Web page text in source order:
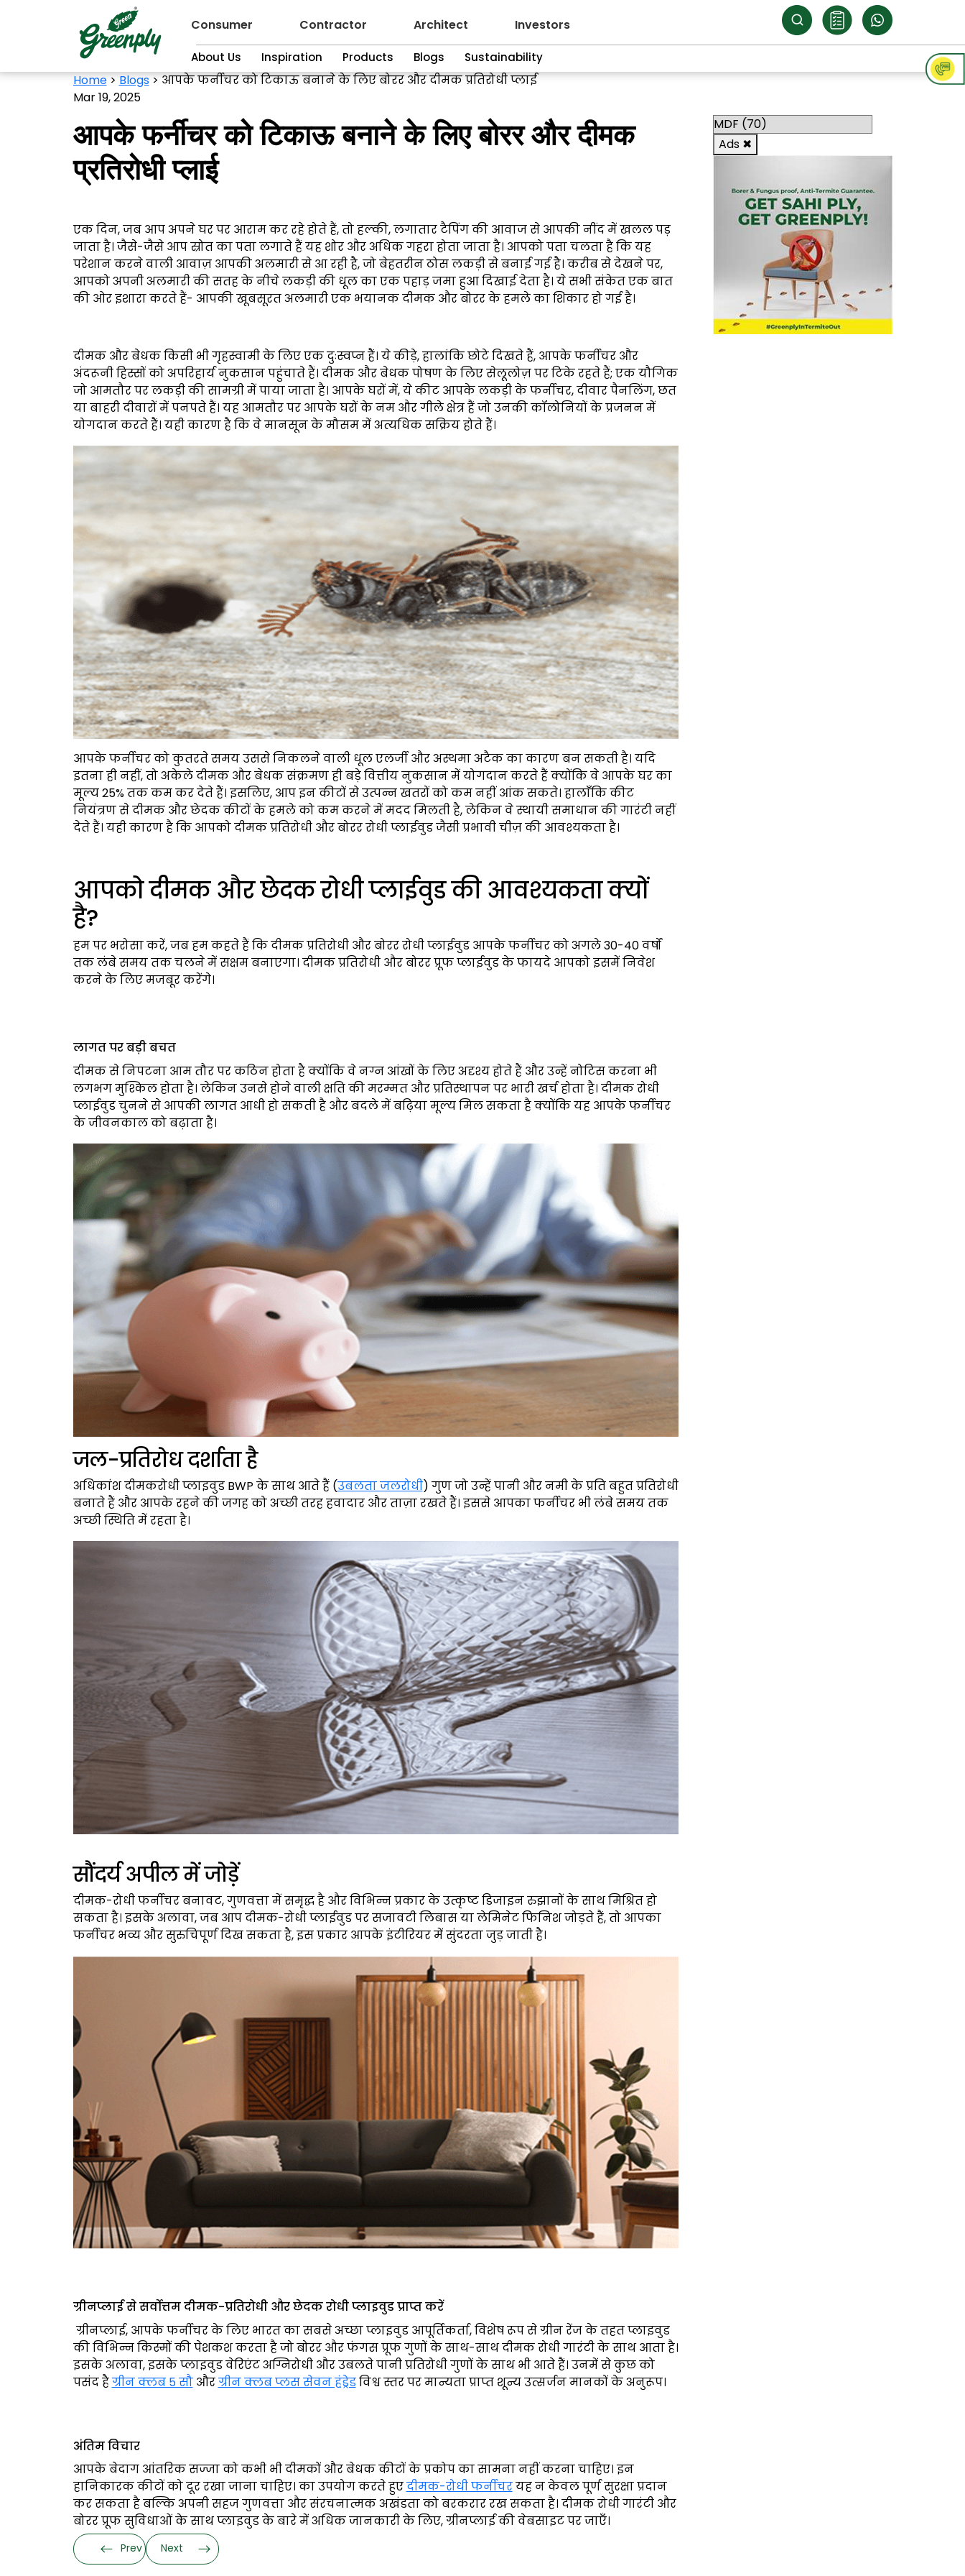
Consumer
About Us Inspiration Products Blogs Sustainability
Contractor Architect Investors
Home>Blogs>आपके फर्नीचर को टिकाऊ बनाने के लिए बोरर और दीमक प्रतिरोधी प्लाई
Mar 19, 2025
आपके फर्नीचर को टिकाऊ बनाने के लिए बोरर और दीमक
प्रतिरोधी प्लाई
एक दिन, जब आप अपने घर पर आराम कर रहे होते हैं, तो हल्की, लगातार टैपिंग की आवाज से आपकी नींद में खलल पड़
जाता है। जैसे-जैसे आप स्रोत का पता लगाते हैं यह शोर और अधिक गहरा होता जाता है। आपको पता चलता है कि यह
परेशान करने वाली आवाज़ आपकी अलमारी से आ रही है, जो बेहतरीन ठोस लकड़ी से बनाई गई है। करीब से देखने पर,
आपको अपनी अलमारी की सतह के नीचे लकड़ी की धूल का एक पहाड़ जमा हुआ दिखाई देता है। ये सभी संकेत एक बात
की ओर इशारा करते हैं- आपकी खूबसूरत अलमारी एक भयानक दीमक और बोरर के हमले का शिकार हो गई है।
दीमक और बेधक किसी भी गृहस्वामी के लिए एक दुःस्वप्न हैं। ये कीड़े, हालांकि छोटे दिखते हैं, आपके फर्नीचर और
अंदरूनी हिस्सों को अपरिहार्य नुकसान पहुंचाते हैं। दीमक और बेधक पोषण के लिए सेलूलोज़ पर टिके रहते हैं; एक यौगिक
जो आमतौर पर लकड़ी की सामग्री में पाया जाता है। आपके घरों में, ये कीट आपके लकड़ी के फर्नीचर, दीवार पैनलिंग, छत
या बाहरी दीवारों में पनपते हैं। यह आमतौर पर आपके घरों के नम और गीले क्षेत्र हैं जो उनकी कॉलोनियों के प्रजनन में
योगदान करते हैं। यही कारण है कि वे मानसून के मौसम में अत्यधिक सक्रिय होते हैं।
आपके फर्नीचर को कुतरते समय उससे निकलने वाली धूल एलर्जी और अस्थमा अटैक का कारण बन सकती है। यदि
इतना ही नहीं, तो अकेले दीमक और बेधक संक्रमण ही बड़े वित्तीय नुकसान में योगदान करते हैं क्योंकि वे आपके घर का
मूल्य 25% तक कम कर देते हैं। इसलिए, आप इन कीटों से उत्पन्न खतरों को कम नहीं आंक सकते। हालाँकि कीट
नियंत्रण से दीमक और छेदक कीटों के हमले को कम करने में मदद मिलती है, लेकिन वे स्थायी समाधान की गारंटी नहीं
देते हैं। यही कारण है कि आपको दीमक प्रतिरोधी और बोरर रोधी प्लाईवुड जैसी प्रभावी चीज़ की आवश्यकता है।
आपको दीमक और छेदक रोधी प्लाईवुड की आवश्यकता क्यों
है?
हम पर भरोसा करें, जब हम कहते हैं कि दीमक प्रतिरोधी और बोरर रोधी प्लाईवुड आपके फर्नीचर को अगले 30-40 वर्षों
तक लंबे समय तक चलने में सक्षम बनाएगा। दीमक प्रतिरोधी और बोरर प्रूफ प्लाईवुड के फायदे आपको इसमें निवेश
करने के लिए मजबूर करेंगे।
लागत पर बड़ी बचत
दीमक से निपटना आम तौर पर कठिन होता है क्योंकि वे नग्न आंखों के लिए अदृश्य होते हैं और उन्हें नोटिस करना भी
लगभग मुश्किल होता है। लेकिन उनसे होने वाली क्षति की मरम्मत और प्रतिस्थापन पर भारी खर्च होता है। दीमक रोधी
प्लाईवुड चुनने से आपकी लागत आधी हो सकती है और बदले में बढ़िया मूल्य मिल सकता है क्योंकि यह आपके फर्नीचर
के जीवनकाल को बढ़ाता है।
जल-प्रतिरोध दर्शाता है
अधिकांश दीमकरोधी प्लाइवुड BWP के साथ आते हैं (उबलता जलरोधी) गुण जो उन्हें पानी और नमी के प्रति बहुत प्रतिरोधी
बनाते हैं और आपके रहने की जगह को अच्छी तरह हवादार और ताज़ा रखते हैं। इससे आपका फर्नीचर भी लंबे समय तक
अच्छी स्थिति में रहता है।
सौंदर्य अपील में जोड़ें
दीमक-रोधी फर्नीचर बनावट, गुणवत्ता में समृद्ध है और विभिन्न प्रकार के उत्कृष्ट डिजाइन रुझानों के साथ मिश्रित हो
सकता है। इसके अलावा, जब आप दीमक-रोधी प्लाईवुड पर सजावटी लिबास या लेमिनेट फिनिश जोड़ते हैं, तो आपका
फर्नीचर भव्य और सुरुचिपूर्ण दिख सकता है, इस प्रकार आपके इंटीरियर में सुंदरता जुड़ जाती है।
ग्रीनप्लाई से सर्वोत्तम दीमक-प्रतिरोधी और छेदक रोधी प्लाइवुड प्राप्त करें
ग्रीनप्लाई, आपके फर्नीचर के लिए भारत का सबसे अच्छा प्लाइवुड आपूर्तिकर्ता, विशेष रूप से ग्रीन रेंज के तहत प्लाइवुड
की विभिन्न किस्मों की पेशकश करता है जो बोरर और फंगस प्रूफ गुणों के साथ-साथ दीमक रोधी गारंटी के साथ आता है।
इसके अलावा, इसके प्लाइवुड वेरिएंट अग्निरोधी और उबलते पानी प्रतिरोधी गुणों के साथ भी आते हैं। उनमें से कुछ को
पसंद हैग्रीन क्लब 5 सौऔरग्रीन क्लब प्लस सेवन हंड्रेडविश्व स्तर पर मान्यता प्राप्त शून्य उत्सर्जन मानकों के अनुरूप।
अंतिम विचार
आपके बेदाग आंतरिक सज्जा को कभी भी दीमकों और बेधक कीटों के प्रकोप का सामना नहीं करना चाहिए। इन
हानिकारक कीटों को दूर रखा जाना चाहिए। का उपयोग करते हुएदीमक-रोधी फर्नीचरयह न केवल पूर्ण सुरक्षा प्रदान
कर सकता है बल्कि अपनी सहज गुणवत्ता और संरचनात्मक अखंडता को बरकरार रख सकता है। दीमक रोधी गारंटी और
बोरर प्रूफ सुविधाओं के साथ प्लाइवुड के बारे में अधिक जानकारी के लिए, ग्रीनप्लाई की वेबसाइट पर जाएँ।
Prev Next
Ads ✖